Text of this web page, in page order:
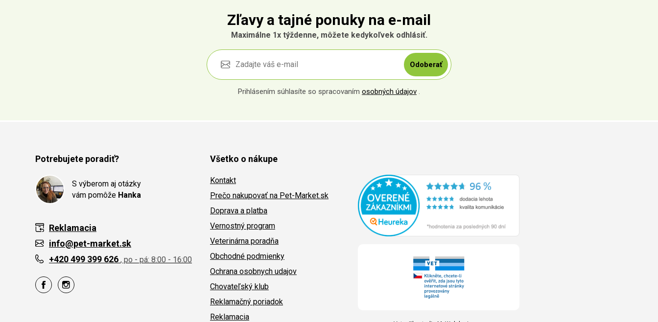
Zľavy a tajné ponuky na e-mail
Maximálne 1x týždenne, môžete kedykoľvek odhlásiť.
Odoberať
Prihlásením súhlasíte so spracovaním osobných údajov
Potrebujete poradiť?
S výberom aj otázky
vám pomôže Hanka
Reklamacia
info@pet-market.sk
+420 499 399 626 , po - pá: 8:00 - 16:00
Všetko o nákupe
Kontakt
Prečo nakupovať na Pet-Market.sk
Doprava a platba
Vernostný program
Veterinárna poradňa
Obchodné podmienky
Ochrana osobnych udajov
Chovateľský klub
Reklamačný poriadok
Reklamacia